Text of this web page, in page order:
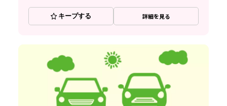
キープする 詳細を見る